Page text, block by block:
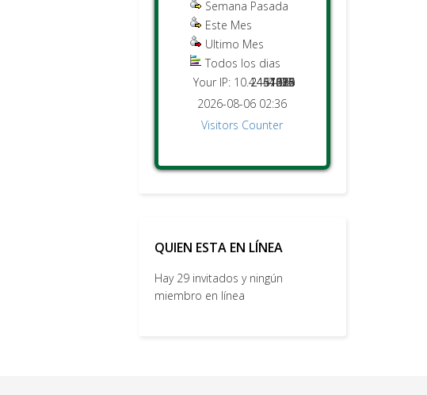
Semana Pasada
Este Mes
Ultimo Mes
Todos los dias
80
1274
4623
2451476
7816
44015
2467095
Your IP: 10.4.131.96
2026-08-06 02:36
Visitors Counter
QUIEN ESTA EN LÍNEA
Hay 29 invitados y ningún
miembro en línea